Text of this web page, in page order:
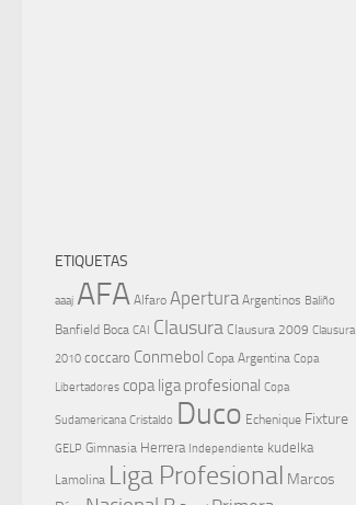
ETIQUETAS
aaaj AFA Alfaro Apertura Argentinos Baliño
Banfield Boca CAI Clausura Clausura 2009 Clausura
2010 coccaro Conmebol Copa Argentina Copa
Libertadores copa liga profesional Copa
Sudamericana Cristaldo Duco Echenique Fixture
GELP Gimnasia Herrera Independiente kudelka
Lamolina Liga Profesional Marcos